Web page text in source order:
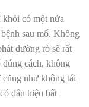
khỏi có một nửa
sau mổ. Không
đường rò sẽ rất
cách, không
cũng như không tái
dấu hiệu bất